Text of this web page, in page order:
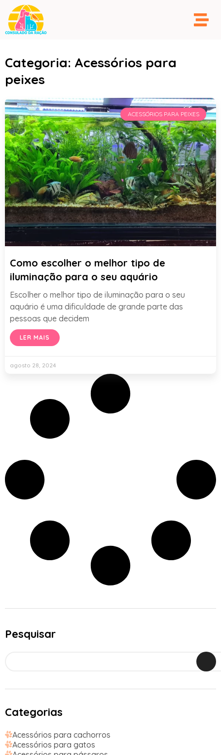
Categoria: Acessórios para
peixes
ACESSÓRIOS PARA PEIXES
Como escolher o melhor tipo de
iluminação para o seu aquário
Escolher o melhor tipo de iluminação para o seu
aquário é uma dificuldade de grande parte das
pessoas que decidem
LER MAIS
agosto 28, 2024
Pesquisar
Categorias
Acessórios para cachorros
Acessórios para gatos